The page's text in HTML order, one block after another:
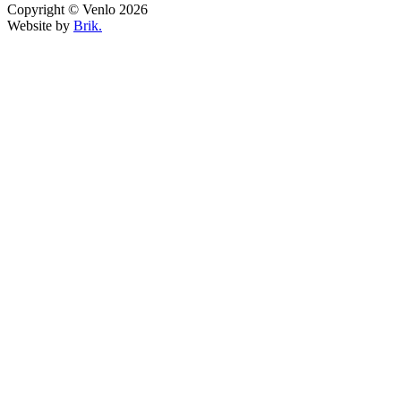
Copyright © Venlo 2026
Website by Brik.